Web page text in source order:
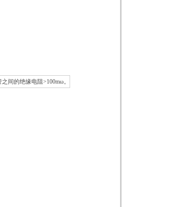
间的绝缘电阻>100mω。